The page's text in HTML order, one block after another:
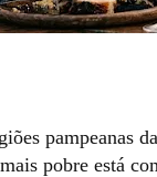
pampeanas
pobre está